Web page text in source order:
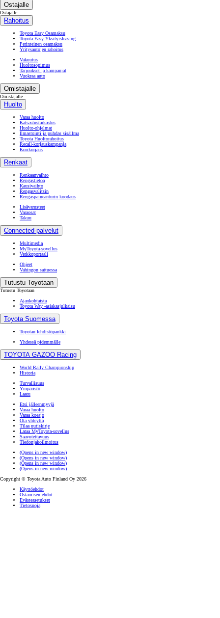
Ostajalle
Ostajalle
Rahoitus
Toyota Easy Osamaksu
Toyota Easy Yksityisleasing
Perinteinen osamaksu
Yritysautojen rahoitus
Vakuutus
Huoltosopimus
Tarjoukset ja kampanjat
Vuokraa auto
Omistajalle
Omistajalle
Huolto
Varaa huolto
Katsastustarkastus
Huolto-ohjelmat
Ilmastointi ja puhdas sisäilma
Toyota Huoltorahoitus
Recall-korjauskampanja
Korikorjaus
Renkaat
Renkaanvaihto
Rengastietoa
Kausivaihto
Rengasvalitsin
Rengaspaineanturin koodaus
Lisävarusteet
Varaosat
Takuu
Connected-palvelut
Multimedia
MyToyota-sovellus
Verkkoportaali
Ohjeet
Vahingon sattuessa
Tutustu Toyotaan
Tutustu Toyotaan
Ajankohtaista
Toyota Way -asiakasjulkaisu
Toyota Suomessa
Toyotan lehdistöpankki
Yhdessä pidemmälle
TOYOTA GAZOO Racing
World Rally Championship
Historia
Turvallisuus
Ympäristö
Laatu
Etsi jälleenmyyjä
Varaa huolto
Varaa koeajo
Ota yhteyttä
Tilaa uutiskirje
Lataa MyToyota-sovellus
Saavutettavuus
Tiedonjakoilmoitus
(Opens in new window)
(Opens in new window)
(Opens in new window)
(Opens in new window)
Copyright © Toyota Auto Finland Oy 2026
Käyttöehdot
Ostamisen ehdot
Evästeasetukset
Tietosuoja